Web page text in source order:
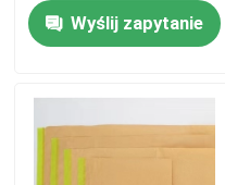
Łączność
Wyślij zapytanie